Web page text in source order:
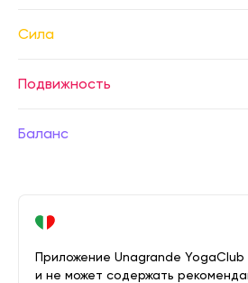
Сила
Подвижность
Баланс
Приложение Unagrande
и не может содержать